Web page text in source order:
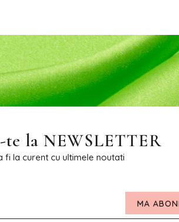
te la NEWSLETTER
fi la curent cu ultimele noutati
MA